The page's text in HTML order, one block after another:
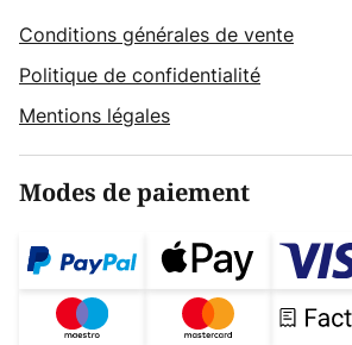
Conditions générales de vente
Politique de confidentialité
Mentions légales
Modes de paiement